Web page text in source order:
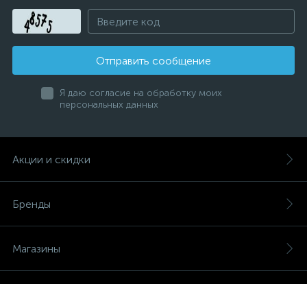
Отправить сообщение
Я даю согласие на обработку моих
персональных данных
Акции и скидки
Бренды
Магазины